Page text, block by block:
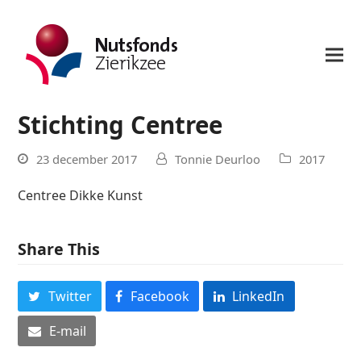
Stichting Centree
23 december 2017 Tonnie Deurloo 2017
Centree Dikke Kunst
Share This
Twitter Facebook
LinkedIn
E-mail